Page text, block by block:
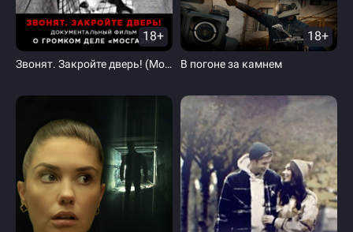
18+
Звонят. Закройте дверь! (Мосгаз)
18+
В погоне за камнем